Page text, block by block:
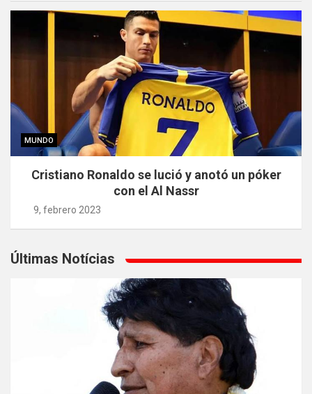
MUNDO
Cristiano Ronaldo se lució y anotó un póker
con el Al Nassr
9, febrero 2023
Últimas Notícias